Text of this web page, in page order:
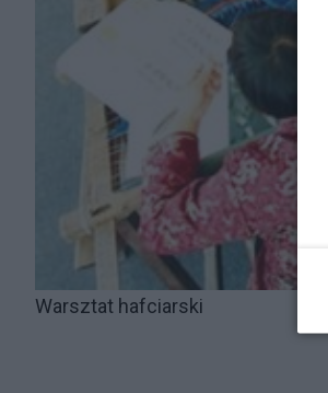
Warsztat hafciarski